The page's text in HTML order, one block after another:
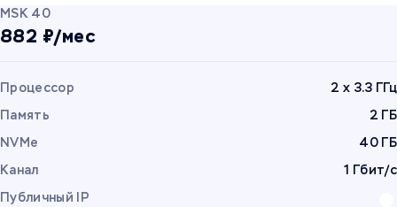
MSK 40
882 ₽/мес
Процессор
2 x 3.3 ГГц
Память
2 ГБ
NVMe
40 ГБ
Канал
1 Гбит/с
Публичный IP